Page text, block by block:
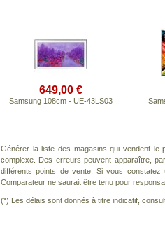
649,00 €
Samsung 108cm - UE-43LS03
Générer la liste des magasins qui vendent le
complexe. Des erreurs peuvent apparaître,
différents points de vente. Si vous
Comparateur ne saurait être tenu pour
(*) Les délais sont donnés à titre indicatif,